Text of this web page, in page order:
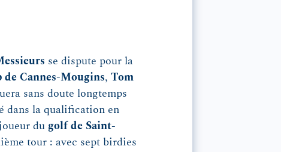
se dispute pour la
Cannes-Mougins, Tom
sans doute longtemps
dans la qualification en
du golf de Saint-
tour : avec sept birdies